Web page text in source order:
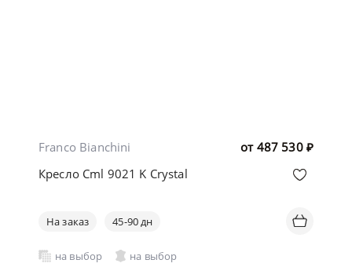
от 487 530 ₽
Franco Bianchini
Кресло Cml 9021 K Crystal
На заказ 45-90 дн
на выбор на выбор